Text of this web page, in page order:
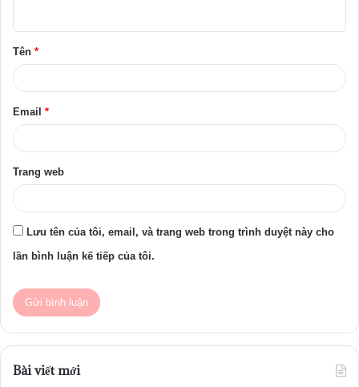
ậ
n
Tên *
Email *
Trang web
Lưu tên của tôi, email, và trang web trong trình duyệt này cho
lần bình luận kế tiếp của tôi.
Bài viết mới